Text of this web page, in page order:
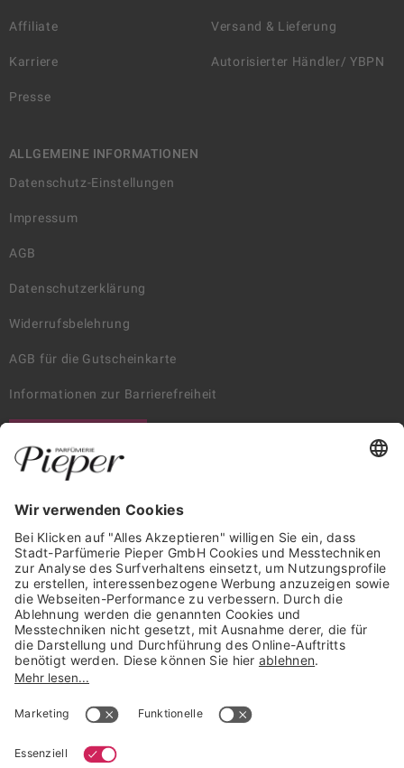
Affiliate
Karriere
Presse
Versand & Lieferung
Autorisierter Händler/ YBPN
ALLGEMEINE INFORMATIONEN
Datenschutz-Einstellungen
Impressum
AGB
Datenschutzerklärung
Widerrufsbelehrung
AGB für die Gutscheinkarte
Informationen zur Barrierefreiheit
Trusted Shops Mitglied seit 2010
* unverbindliche Preisempfehlung der Verbundgruppe beauty alliance